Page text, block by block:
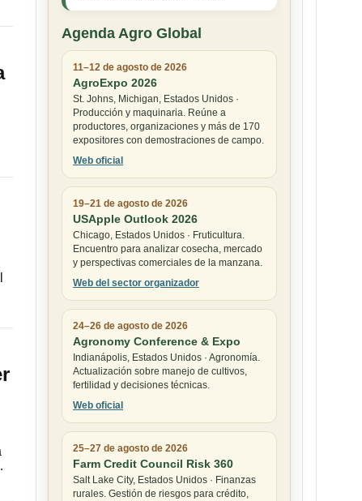
Agenda Agro Global
11–12 de agosto de 2026
AgroExpo 2026
St. Johns, Michigan, Estados Unidos ·
Producción y maquinaria. Reúne a
productores, organizaciones y más de 170
expositores con demostraciones de campo.
Web oficial
19–21 de agosto de 2026
USApple Outlook 2026
Chicago, Estados Unidos · Fruticultura.
Encuentro para analizar cosecha, mercado
y perspectivas comerciales de la manzana.
Web del sector organizador
24–26 de agosto de 2026
Agronomy Conference & Expo
Indianápolis, Estados Unidos · Agronomía.
Actualización sobre manejo de cultivos,
fertilidad y decisiones técnicas.
Web oficial
25–27 de agosto de 2026
Farm Credit Council Risk 360
Salt Lake City, Estados Unidos · Finanzas
rurales. Gestión de riesgos para crédito,